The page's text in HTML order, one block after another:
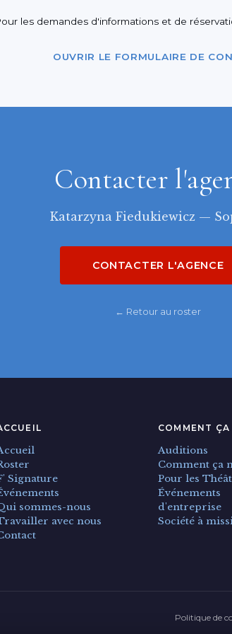
les demandes d'informations et de
OUVRIR LE FORMULAIRE DE
Contacter
Katarzyna Fiedukiewicz —
CONTACTER L'AGENCE
← Retour au roster
Signature
sommes-nous
avec nous
COMMENT ÇA
Auditions
Comment ça
Pour les
Événements
d'entreprise
Société à
Politique de